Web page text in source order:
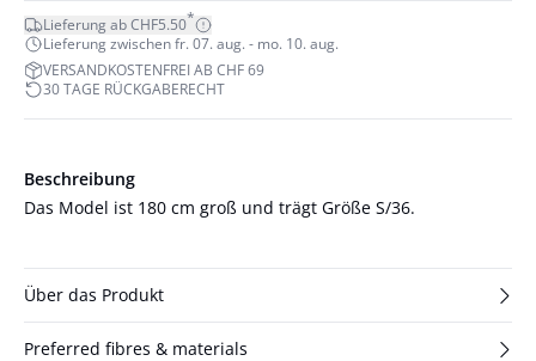
Lieferung ab CHF5.50*
Lieferung zwischen fr. 07. aug. - mo. 10. aug.
VERSANDKOSTENFREI AB CHF 69
30 TAGE RÜCKGABERECHT
Beschreibung
Das Model ist 180 cm groß und trägt Größe S/36.
Über das Produkt
Preferred fibres & materials